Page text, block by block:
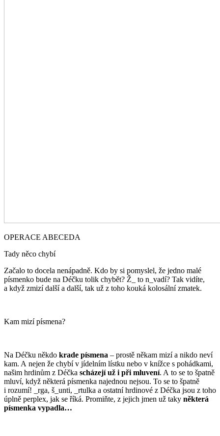
OPERACE ABECEDA
Tady něco chybí
Začalo to docela nenápadně. Kdo by si pomyslel, že jedno malé
písmenko bude na Déčku tolik chybět? Ž_ to n_vadí? Tak vidíte,
a když zmizí další a další, tak už z toho kouká kolosální zmatek.
Kam mizí písmena?
Na Déčku někdo krade písmena – prostě někam mizí a nikdo neví
kam. A nejen že chybí v jídelním lístku nebo v knížce s pohádkami,
našim hrdinům z Déčka scházejí už i při mluvení. A to se to špatně
mluví, když některá písmenka najednou nejsou. To se to špatně
i rozumí! _rga, š_unti, _rtulka a ostatní hrdinové z Déčka jsou z toho
úplně perplex, jak se říká. Promiňte, z jejich jmen už taky některá
písmenka vypadla…